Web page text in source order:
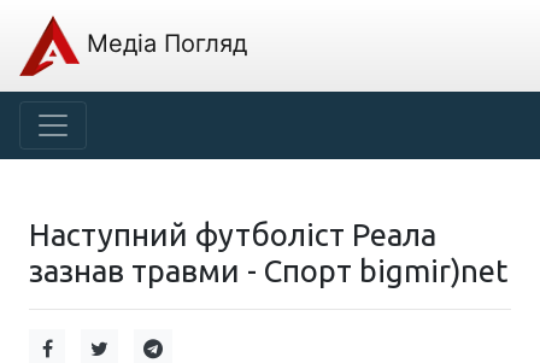
Медіа Погляд
Наступний футболіст Реала
зазнав травми - Спорт bigmir)net